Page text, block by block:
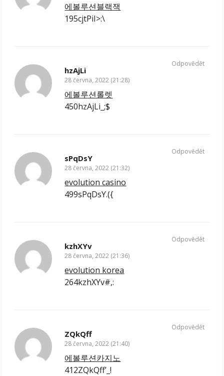
에볼루션블랙잭
195cjtPiI>:\
hzAjLi
28 června, 2022 (21:28)
에볼루션롤렛
450hzAjLi_;$
Odpovědět
sPqDsY
28 června, 2022 (21:32)
evolution casino
499sPqDsY.({
Odpovědět
kzhXYv
28 června, 2022 (21:36)
evolution korea
264kzhXYv#,:
Odpovědět
ZQkQff
28 června, 2022 (21:40)
에볼루션카지노
412ZQkQff’_!
Odpovědět